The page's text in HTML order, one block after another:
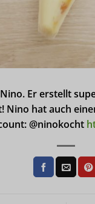
Er erstellt
hat auch
@ninokocht